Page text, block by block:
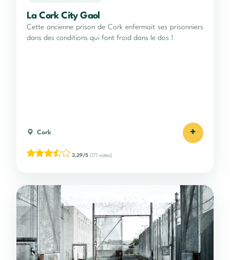
La Cork City Gaol
Cette ancienne prison de Cork enfermait ses prisonniers
dans des conditions qui font froid dans le dos !
Cork +
3,29/5 (171 votes)